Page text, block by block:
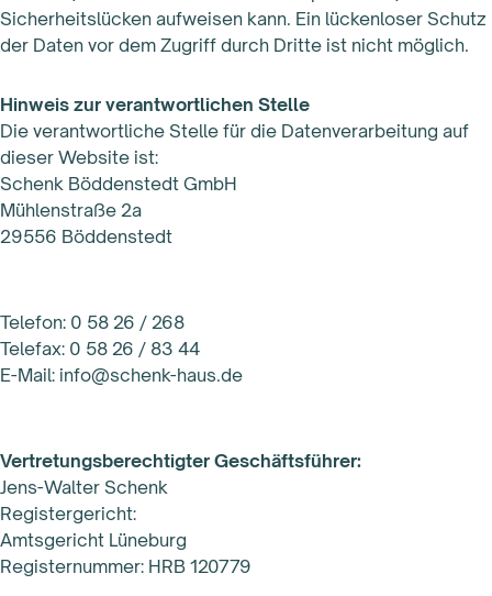
Sicherheitslücken aufweisen kann. Ein lückenloser Schutz
der Daten vor dem Zugriff durch Dritte ist nicht möglich.
Hinweis zur verantwortlichen Stelle
Die verantwortliche Stelle für die Datenverarbeitung auf
dieser Website ist:
Schenk Böddenstedt GmbH
Mühlenstraße 2a
29556 Böddenstedt
Telefon: 0 58 26 / 268
Telefax: 0 58 26 / 83 44
E-Mail: info@schenk-haus.de
Vertretungsberechtigter Geschäftsführer:
Jens-Walter Schenk
Registergericht:
Amtsgericht Lüneburg
Registernummer: HRB 120779